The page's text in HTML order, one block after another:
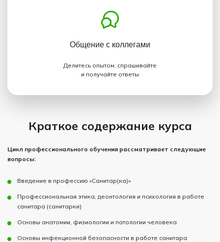
Общение с коллегами
Делитесь опытом, спрашивайте
и получайте ответы
Краткое содержание курса
Цикл профессионального обучения рассматривает следующие
вопросы:
Введение в профессию «Санитар(ка)»
Профессиональная этика, деонтология и психология в работе
санитара (санитарки)
Основы анатомии, физиологии и патологии человека
Основы инфекционной безопасности в работе санитара